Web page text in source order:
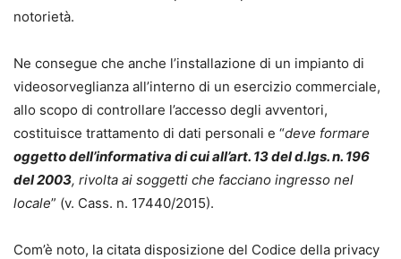
notorietà.
Ne consegue che anche l’installazione di un impianto di
videosorveglianza all’interno di un esercizio commerciale,
allo scopo di controllare l’accesso degli avventori,
costituisce trattamento di dati personali e “deve formare
oggetto dell’informativa di cui all’art. 13 del d.lgs. n. 196
del 2003, rivolta ai soggetti che facciano ingresso nel
locale” (v. Cass. n. 17440/2015).
Com’è noto, la citata disposizione del Codice della privacy